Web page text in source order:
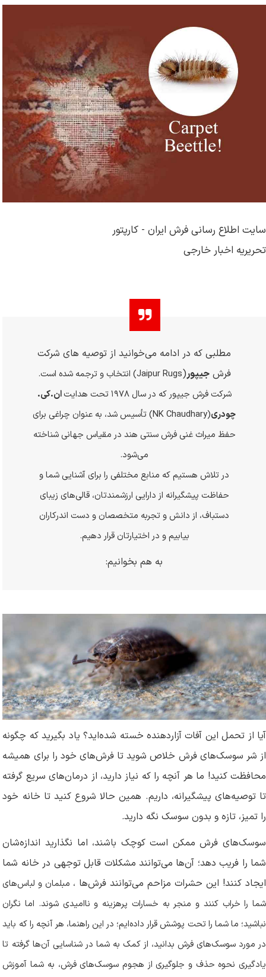
سایت اطلاع رسانی فرش ایران - کارپتور
تحریریه اخبار خارجی
مطلبی که در ادامه می‌خوانید از توصیه های شرکت
فرشجیپور(
Jaipur Rugs) انتخاب و ترجمه شده است.
شرکت فرش جیپور که در سال۱۹۷۸تحت هدایتان.کی.
چودری(
NK Chaudhary) تأسیس شد، به عنوان چراغی برای
حفظ میراث غنی فرش سنتی هند در مقیاس جهانی شناخته
می‌شود.
در تلاش هستیم که منابع مختلفی را برای آشنایی شما و
حفاظت پیشگیرانه از دارایی ارزشمندتان، قالی‌های زیبای
دستباف، از دانش و تجربه متخصصان و دست اندرکاران
بیابیم و در اختیارتان قرار دهیم.
به هم بخوانیم:
آیا از تحمل این آفات آزاردهنده خسته شده‌اید؟ یاد بگیرید که چگونه
از شر سوسک‌های فرش خلاص شوید تا فرش‌های خود را برای همیشه
محافظت کنید! ما هر آنچه را که نیاز دارید، از درمان‌های سریع گرفته
تا توصیه‌های پیشگیرانه، داریم. همین حالا شروع کنید تا خانه خود
را تمیز، تازه و بدون سوسک نگه دارید.
سوسک‌های فرش ممکن است کوچک باشند، اما نگذارید اندازه‌شان
شما را فریب دهد؛ آن‌ها می‌توانند مشکلات قابل توجهی در خانه شما
ایجاد کنند! این حشرات مزاحم می‌توانند فرش‌ها ، مبلمان و لباس‌های
شما را خراب کنند و منجر به خسارات پرهزینه و ناامیدی شوند. اما نگران
نباشید؛ ما شما را تحت پوشش قرار داده‌ایم؛ در این راهنما، هر آنچه را که باید
در مورد سوسک‌های فرش بدانید، از کمک به شما در شناسایی آن‌ها گرفته تا
یادگیری نحوه حذف و جلوگیری از هجوم سوسک‌های فرش، به شما آموزش